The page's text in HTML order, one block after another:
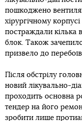
пошкоджено
хірургічному
постраждали кілька
блок. Також
призвело до
Після обстрілу
новий лікувально-
проходить основна
тендер на його
зробити лише